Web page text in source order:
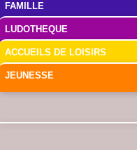
FAMILLE
LUDOTHEQUE
ACCUEILS DE LOISIRS
JEUNESSE